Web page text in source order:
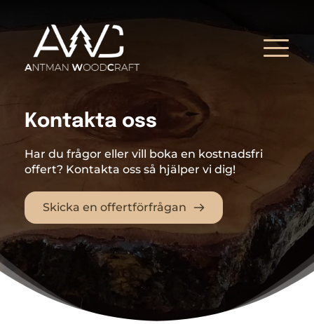
Kontakta oss
Har du frågor eller vill boka en kostnadsfri
offert? Kontakta oss så hjälper vi dig!
Skicka en offertförfrågan